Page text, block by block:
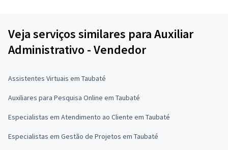
Veja serviços similares para Auxiliar
Administrativo - Vendedor
Assistentes Virtuais em Taubaté
Auxiliares para Pesquisa Online em Taubaté
Especialistas em Atendimento ao Cliente em Taubaté
Especialistas em Gestão de Projetos em Taubaté